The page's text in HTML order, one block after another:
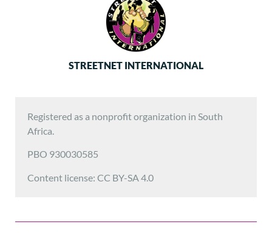
STREETNET INTERNATIONAL
Registered as a nonprofit organization in South
Africa.
PBO 930030585
Content license: CC BY-SA 4.0